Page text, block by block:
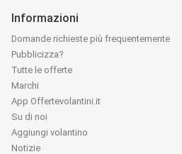
Informazioni
Domande richieste più frequentemente
Pubblicizza?
Tutte le offerte
Marchi
App Offertevolantini.it
Su di noi
Aggiungi volantino
Notizie